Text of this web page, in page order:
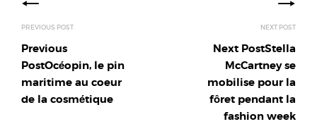
navigation
Previous
PostOcéopin, le pin
maritime au coeur
de la cosmétique
Next PostStella
McCartney se
mobilise pour la
fôret pendant la
fashion week